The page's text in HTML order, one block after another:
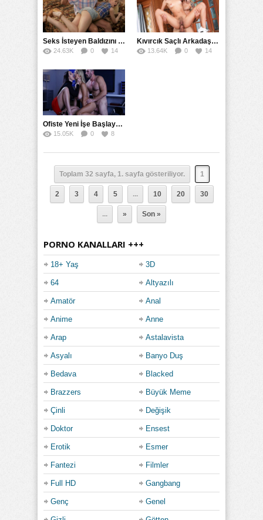
Seks İsteyen Baldızını Terbiye Etmek İçin Falakaya Yatırdı
24.63K 0 14
Kıvırcık Saçlı Arkadaşının Kardeşini Kucakladı
13.64K 0 14
Ofiste Yeni İşe Başlayan Kızın Sigortasını Mesaide Yaptılar
15.05K 0 8
Toplam 32 sayfa, 1. sayfa gösteriliyor. 1
2 3 4 5 ... 10 20 30
... » Son »
PORNO KANALLARI +++
18+ Yaş 3D
64 Altyazılı
Amatör Anal
Anime Anne
Arap Astalavista
Asyalı Banyo Duş
Bedava Blacked
Brazzers Büyük Meme
Çinli Değişik
Doktor Ensest
Erotik Esmer
Fantezi Filmler
Full HD Gangbang
Genç Genel